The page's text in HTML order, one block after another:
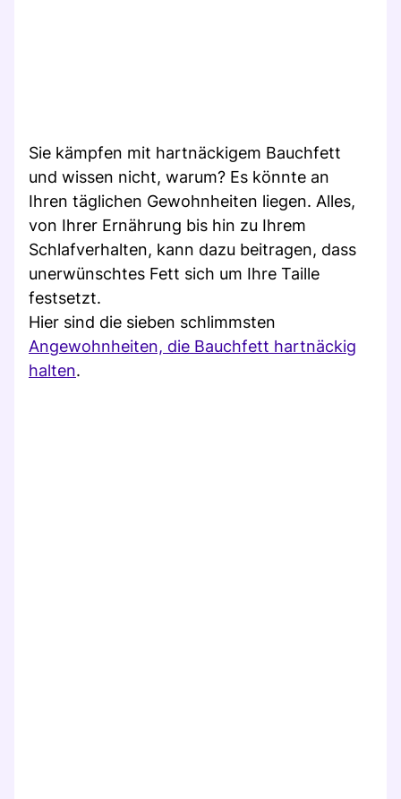
Sie kämpfen mit hartnäckigem Bauchfett
und wissen nicht, warum? Es könnte an
Ihren täglichen Gewohnheiten liegen. Alles,
von Ihrer Ernährung bis hin zu Ihrem
Schlafverhalten, kann dazu beitragen, dass
unerwünschtes Fett sich um Ihre Taille
festsetzt.
Hier sind die sieben schlimmsten
Angewohnheiten, die Bauchfett hartnäckig
halten.